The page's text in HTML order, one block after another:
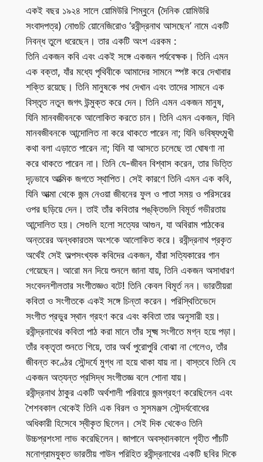
একই বছর ১৯২৪ সালে য়োমিউরি শিম্বুনে (দৈনিক য়োমিউরি
সংবাদপত্র) নোগুচি য়োনেজিরোও ‘রবীন্দ্রনাথ আসছেন’ নামে একটি
নিবন্ধ তুলে ধরেছেন। তার একটি অংশ এরকম :
তিনি একজন কবি এবং একই সঙ্গে একজন পর্যবেক্ষক। তিনি এমন
এক বক্তা, যাঁর মধ্যে পৃথিবীকে আমাদের সামনে স্পষ্ট করে দেখাবার
শক্তি রয়েছে। তিনি মানুষকে পথ দেখান এবং তাদের সামনে এক
বিস্তৃত নতুন জগৎ উন্মুক্ত করে দেন। তিনি এমন একজন মানুষ,
যিনি মানবজীবনকে আলোকিত করতে চান। তিনি এমন একজন, যিনি
মানবজীবনকে আন্দোলিত না করে থাকতে পারেন না; যিনি ভবিষ্যৎমুখী
কথা বলা এড়াতে পারেন না; যিনি যা আসতে চলেছে তা ঘোষণা না
করে থাকতে পারেন না। তিনি যে-জীবন বিশ্বাস করেন, তার ভিত্তি
দৃঢ়ভাবে আত্মিক জগতে স্থাপিত। সেই কারণে তিনি এমন এক কবি,
যিনি আত্মা থেকে জন্ম নেওয়া জীবনের ফুল ও পাতা সময় ও পরিসরের
ওপর ছড়িয়ে দেন। তাই তাঁর কবিতার পঙ্‌ক্তিগুলি বিমূর্ত গভীরতায়
আন্দোলিত হয়। সেগুলি হলো সত্যের আগুন, যা অবিরাম পাঠকের
অন্তরের অন্ধকারতম অংশকে আলোকিত করে। রবীন্দ্রনাথ প্রকৃত
অর্থেই সেই অল্পসংখ্যক কবিদের একজন, যাঁরা সত্যিকারের গান
গেয়েছেন। আরো মন দিয়ে শুনলে জানা যায়, তিনি একজন অসাধারণ
সংবেদনশীলতার সংগীতজ্ঞও বটে! তিনি কেবল বিমূর্ত নন। ভারতীয়রা
কবিতা ও সংগীতকে একই সঙ্গে চিন্তা করেন। পরিস্থিতিভেদে
সংগীত প্রভুর স্থান গ্রহণ করে এবং কবিতা তার অনুসারী হয়।
রবীন্দ্রনাথের কবিতা পাঠ করা মানে তাঁর সূক্ষ্ম সংগীতে মগ্ন হয়ে পড়া।
তাঁর বক্তৃতা শুনতে গিয়ে, তার অর্থ পুরোপুরি বোঝা না গেলেও, তাঁর
জীবন্ত কণ্ঠের সৌন্দর্যে মুগ্ধ না হয়ে থাকা যায় না। বাস্তবে তিনি যে
একজন অত্যন্ত প্রসিদ্ধ সংগীতজ্ঞ বলে শোনা যায়।
রবীন্দ্রনাথ ঠাকুর একটি অর্থশালী পরিবারে জন্মগ্রহণ করেছিলেন এবং
শৈশবকাল থেকেই তিনি এক বিরল ও সুসমঞ্জস সৌন্দর্যবোধের
অধিকারী হিসেবে স্বীকৃত ছিলেন। সেই দিক থেকেও তিনি
উচ্চপ্রশংসা লাভ করেছিলেন। জাপানে অবস্থানকালে গৃহীত পাঁচটি
মনোগ্রামযুক্ত ভারতীয় গাউন পরিহিত রবীন্দ্রনাথের একটি ছবির দিকে